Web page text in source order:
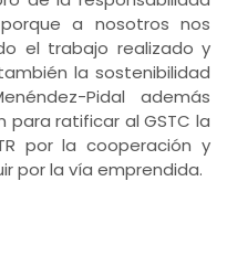
a nosotros nos
el trabajo realizado y
la sostenibilidad
Pidal además
ratificar al GSTC la
por la cooperación y
por la vía emprendida.